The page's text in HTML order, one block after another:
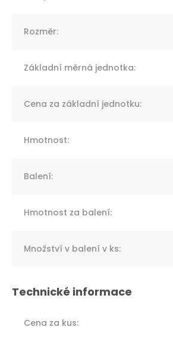
Rozměr:
Základní měrná jednotka:
Cena za základní jednotku:
Hmotnost:
Balení:
Hmotnost za balení:
Množství v balení v ks:
Cena za kus: